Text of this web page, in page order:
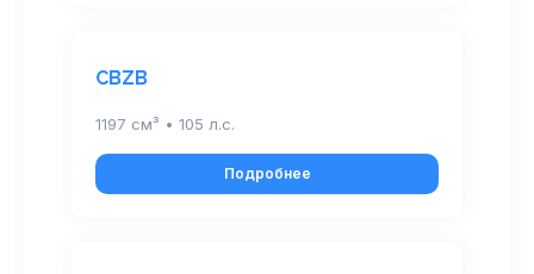
CBZB
1197 см³ • 105 л.с.
Подробнее